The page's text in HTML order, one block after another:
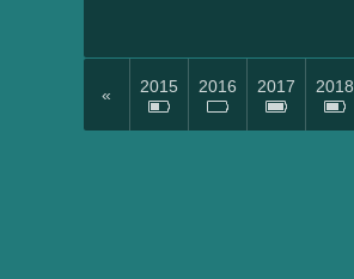
« 2015 2016 2017 2018